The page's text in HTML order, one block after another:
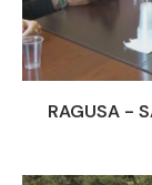
RAGUSA -